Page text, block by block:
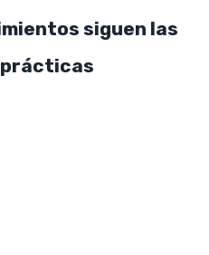
siguen las